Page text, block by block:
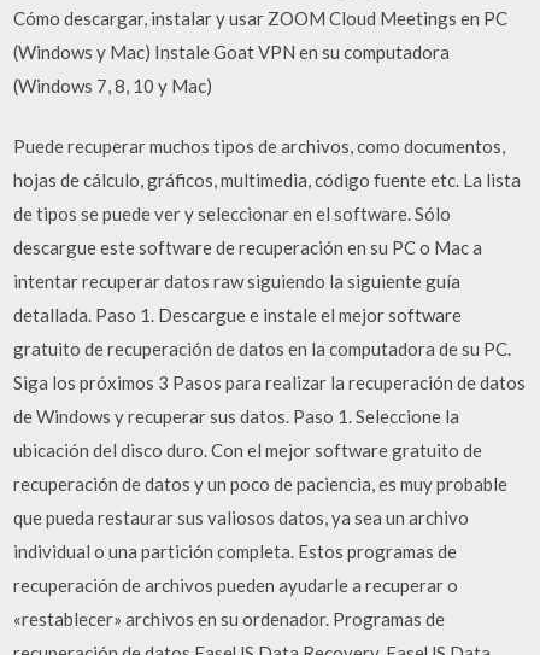
Cómo descargar, instalar y usar ZOOM Cloud Meetings en PC
(Windows y Mac) Instale Goat VPN en su computadora
(Windows 7, 8, 10 y Mac)
Puede recuperar muchos tipos de archivos, como documentos,
hojas de cálculo, gráficos, multimedia, código fuente etc. La lista
de tipos se puede ver y seleccionar en el software. Sólo
descargue este software de recuperación en su PC o Mac a
intentar recuperar datos raw siguiendo la siguiente guía
detallada. Paso 1. Descargue e instale el mejor software
gratuito de recuperación de datos en la computadora de su PC.
Siga los próximos 3 Pasos para realizar la recuperación de datos
de Windows y recuperar sus datos. Paso 1. Seleccione la
ubicación del disco duro. Con el mejor software gratuito de
recuperación de datos y un poco de paciencia, es muy probable
que pueda restaurar sus valiosos datos, ya sea un archivo
individual o una partición completa. Estos programas de
recuperación de archivos pueden ayudarle a recuperar o
«restablecer» archivos en su ordenador. Programas de